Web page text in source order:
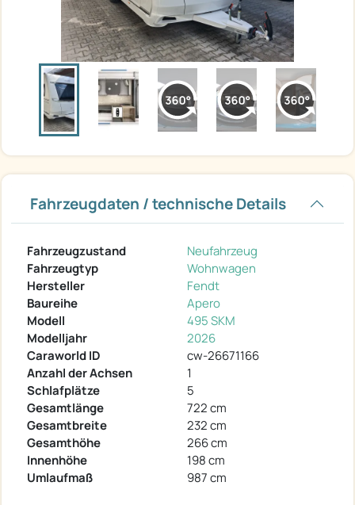
Fahrzeugdaten / technische Details
Fahrzeugzustand
Neufahrzeug
Fahrzeugtyp
Wohnwagen
Hersteller
Fendt
Baureihe
Apero
Modell
495 SKM
Modelljahr
2026
Caraworld ID
cw-26671166
Anzahl der Achsen
1
Schlafplätze
5
Gesamtlänge
722 cm
Gesamtbreite
232 cm
Gesamthöhe
266 cm
Innenhöhe
198 cm
Umlaufmaß
987 cm